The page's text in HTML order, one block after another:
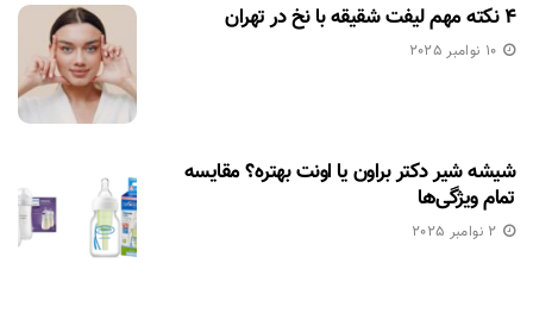
۴ نکته مهم لیفت شقیقه با نخ در تهران
10 نوامبر 2025
شیشه شیر دکتر براون یا اونت بهتره؟ مقایسه
تمام ویژگی‌ها
2 نوامبر 2025